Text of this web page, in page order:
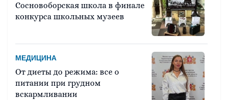
Сосновоборская школа в финале
конкурса школьных музеев
МЕДИЦИНА
От диеты до режима: все о
питании при грудном
вскармливании